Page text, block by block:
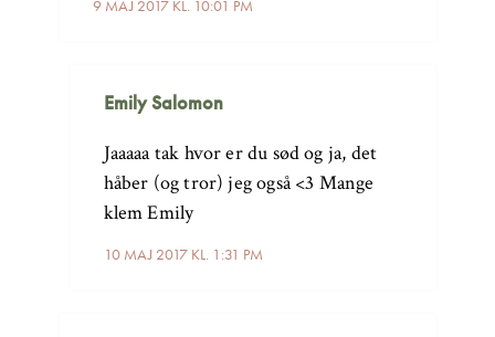
9 MAJ 2017 KL. 10:01 PM
Emily Salomon
10 MAJ 2017 KL. 1:31 PM
Jaaaaa tak hvor er du sød og ja, det
håber (og tror) jeg også <3 Mange
klem Emily